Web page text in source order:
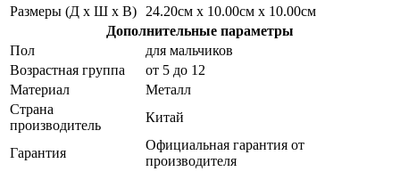
Размеры (Д х Ш х В)
24.20см x 10.00см x 10.00см
Дополнительные параметры
Пол
для мальчиков
Возрастная группа
от 5 до 12
Материал
Металл
Страна
производитель
Китай
Гарантия
Официальная гарантия от
производителя